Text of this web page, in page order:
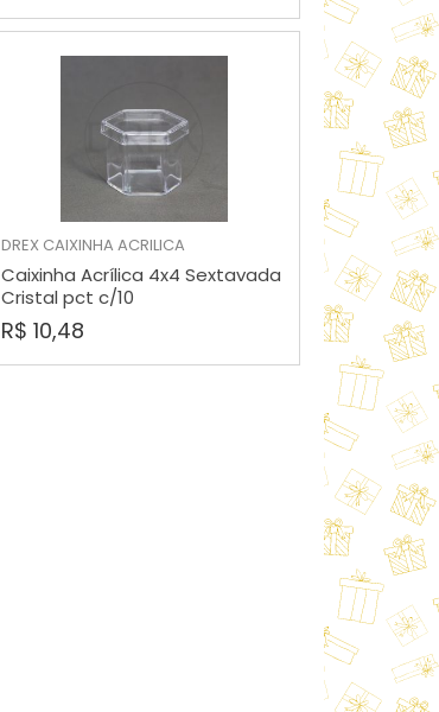
DREX CAIXINHA ACRILICA
Caixinha Acrílica 4x4 Sextavada
Cristal pct c/10
R$ 10,48
COMPRAR